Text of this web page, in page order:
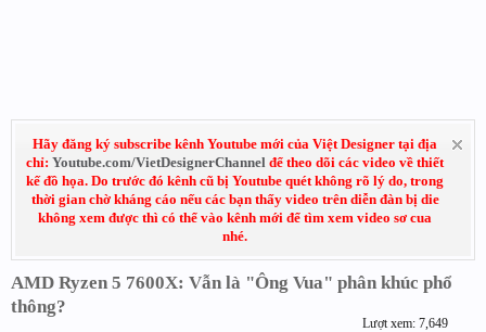
Hãy đăng ký subscribe kênh Youtube mới của Việt Designer tại địa
chỉ: Youtube.com/VietDesignerChannel để theo dõi các video về thiết
kế đồ họa. Do trước đó kênh cũ bị Youtube quét không rõ lý do, trong
thời gian chờ kháng cáo nếu các bạn thấy video trên diễn đàn bị die
không xem được thì có thể vào kênh mới để tìm xem video sơ cua
nhé.
AMD Ryzen 5 7600X: Vẫn là "Ông Vua" phân khúc phổ
thông?
Lượt xem: 7,649